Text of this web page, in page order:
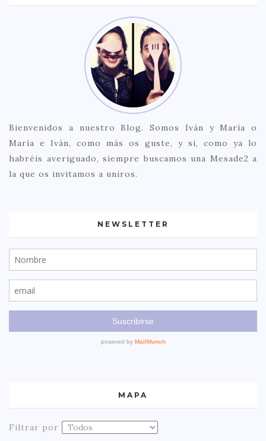
Bienvenidos a nuestro Blog. Somos Iván y María o
María e Iván, como más os guste, y sí, como ya lo
habréis averiguado, siempre buscamos una Mesade2 a
la que os invitamos a uniros.
NEWSLETTER
MAPA
Filtrar por